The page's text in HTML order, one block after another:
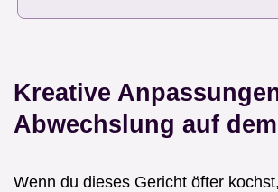
Kreative
Abwechslung auf
Wenn du dieses Gericht öfter